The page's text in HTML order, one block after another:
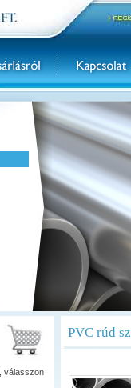
válasszon
PVC rúd